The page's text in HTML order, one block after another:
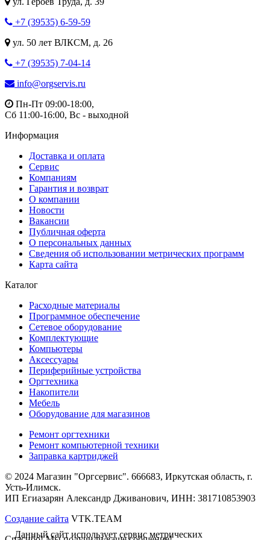
+7 (39535) 6-59-59
ул. 50 лет ВЛКСМ, д. 26
+7 (39535) 7-04-14
info@orgservis.ru
Пн-Пт 09:00-18:00,
Сб 11:00-16:00, Вс - выходной
Информация
Доставка и оплата
Сервис
Компаниям
Гарантия и возврат
О компании
Новости
Вакансии
Публичная оферта
О персональных данных
Сведения об использовании метрических программ
Карта сайта
Каталог
Расходные материалы
Программное обеспечение
Сетевое оборудование
Комплектующие
Компьютеры
Аксессуары
Периферийные устройства
Оргтехника
Накопители
Мебель
Оборудование для магазинов
Ремонт оргтехники
Ремонт компьютерной техники
Заправка картриджей
© 2024 Магазин "Оргсервис". 666683, Иркутская область, г.
Усть-Илимск.
ИП Егиазарян Александр Дживанович, ИНН: 381710853903
Создание сайта VTK.TEAM
Данный сайт использует сервис метрических